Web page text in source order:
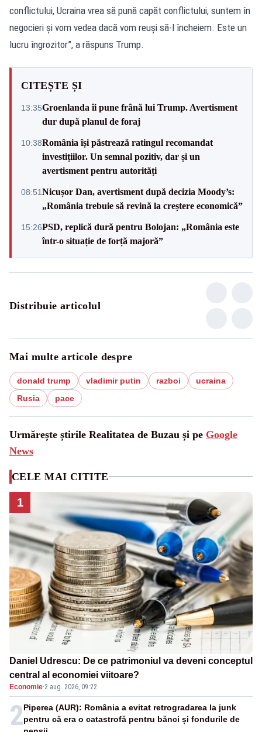
conflictului, Ucraina vrea să pună capăt conflictului, suntem în
negocieri și vom vedea dacă vom reuși să-l încheiem. Este un
lucru îngrozitor”, a răspuns Trump.
CITEȘTE ȘI
13:35Groenlanda îi pune frână lui Trump. Avertisment
dur după planul de foraj
10:38România își păstrează ratingul recomandat
investițiilor. Un semnal pozitiv, dar și un
avertisment pentru autorități
08:51Nicușor Dan, avertisment după decizia Moody’s:
„România trebuie să revină la creștere economică”
15:26PSD, replică dură pentru Bolojan: „România este
într-o situație de forță majoră”
Distribuie articolul
Mai multe articole despre
donald trump vladimir putin razboi
ucraina
Rusia
pace
Urmărește știrile Realitatea de Buzau și pe Google
News
CELE MAI CITITE
1
Daniel Udrescu: De ce patrimoniul va deveni conceptul
central al economiei viitoare?
Economie·2 aug. 2026, 09:22
2Piperea (AUR): România a evitat retrogradarea la junk
pentru că era o catastrofă pentru bănci și fondurile de